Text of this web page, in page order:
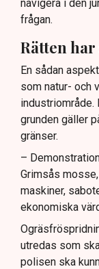
navigera i den
frågan.
Rätten
En sådan
som natur- och
industriområde.
grunden gäller
gränser.
–
Grimsås
maskiner,
ekonomiska
utredas som
polisen ska